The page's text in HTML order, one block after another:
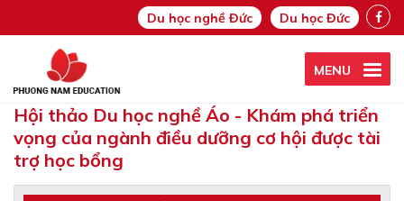
Du học nghề Đức Du học Đức
MENU
Hội thảo Du học nghề Áo - Khám phá triển
vọng của ngành điều dưỡng cơ hội được tài
trợ học bổng